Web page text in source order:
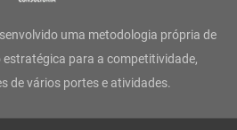
e
r
d
i
n
b
e
a
p
uma metodologia própria de
para a competitividade,
de vários portes e atividades.